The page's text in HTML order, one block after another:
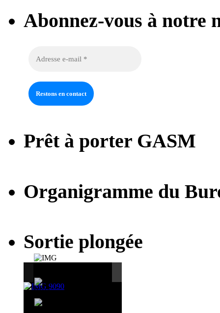
Abonnez-vous à notre
Prêt à porter GASM
Organigramme du
Sortie plongée